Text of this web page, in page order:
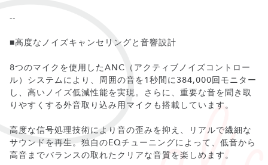
--
■高度なノイズキャンセリングと音響設計
8つのマイクを使用したANC（アクティブノイズコントロー
ル）システムにより、周囲の音を1秒間に384,000回モニター
し、高いノイズ低減性能を実現。さらに、重要な音を聞き取
りやすくする外音取り込み用マイクも搭載しています。
高度な信号処理技術により音の歪みを抑え、リアルで繊細な
サウンドを再生。独自のEQチューニングによって、低音から
高音までバランスの取れたクリアな音質を楽しめます。